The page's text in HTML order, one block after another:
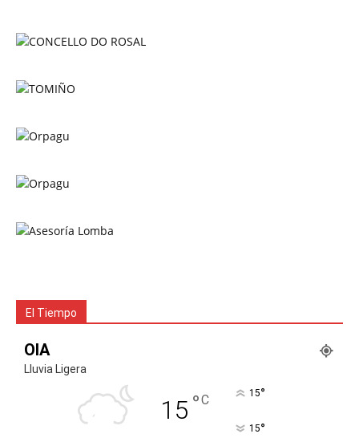
El Tiempo
OIA
Lluvia Ligera
15 °C 15°
15°